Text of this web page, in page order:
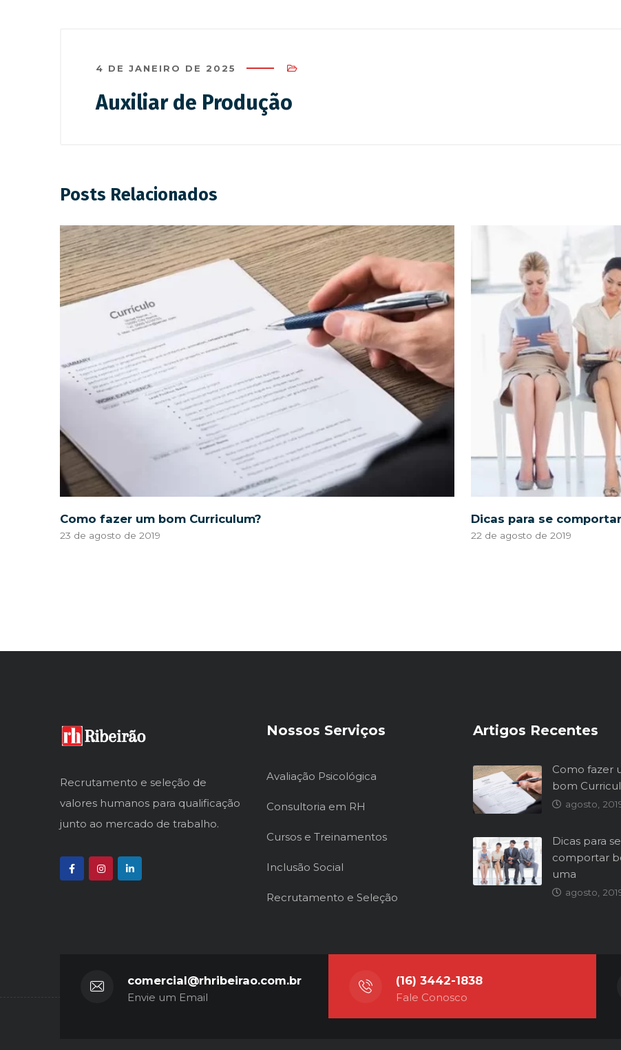
4 DE JANEIRO DE 2025
Auxiliar de Produção
Posts Relacionados
Como fazer um bom Curriculum?
23 de agosto de 2019
Dicas para se
22 de agosto de 2019
Recrutamento e seleção de
valores humanos para qualificação
junto ao mercado de trabalho.
Nossos Serviços
Avaliação Psicológica
Consultoria em RH
Cursos e Treinamentos
Inclusão Social
Recrutamento e Seleção
Artigos Recentes
Como fazer
bom
agosto,
Dicas para se
comportar
uma
agosto,
comercial@rhribeirao.com.br
Envie um Email
(16) 3442-1838
Fale Conosco